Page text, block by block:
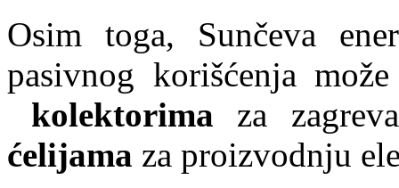
Osim toga, Sunčeva
pasivnog korišćenja
kolektorima za
ćelijama za proizvodnju